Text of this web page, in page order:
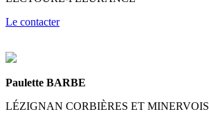
Le contacter
Paulette BARBE
LÉZIGNAN CORBIÈRES ET MINERVOIS